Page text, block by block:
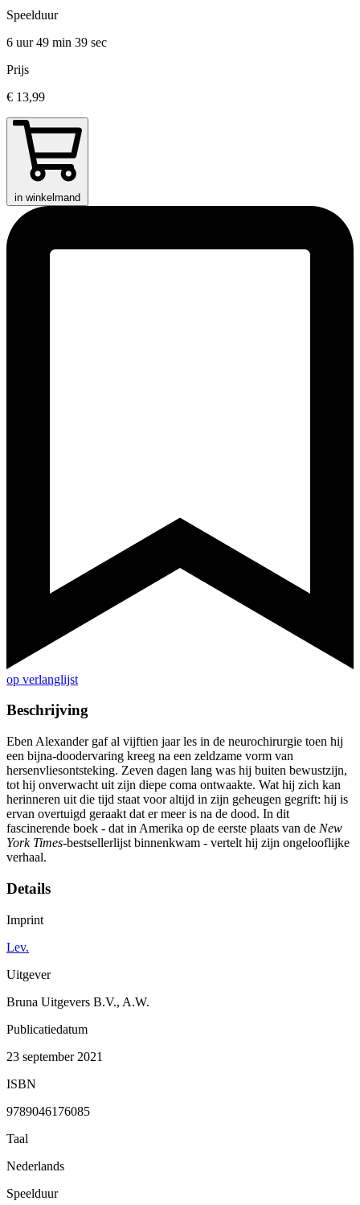
Speelduur
6 uur 49 min 39 sec
Prijs
€ 13,99
in winkelmand
op verlanglijst
Beschrijving
Eben Alexander gaf al vijftien jaar les in de neurochirurgie toen hij
een bijna-doodervaring kreeg na een zeldzame vorm van
hersenvliesontsteking. Zeven dagen lang was hij buiten bewustzijn,
tot hij onverwacht uit zijn diepe coma ontwaakte. Wat hij zich kan
herinneren uit die tijd staat voor altijd in zijn geheugen gegrift: hij is
ervan overtuigd geraakt dat er meer is na de dood. In dit
fascinerende boek - dat in Amerika op de eerste plaats van de New
York Times-bestsellerlijst binnenkwam - vertelt hij zijn ongelooflijke
verhaal.
Details
Imprint
Lev.
Uitgever
Bruna Uitgevers B.V., A.W.
Publicatiedatum
23 september 2021
ISBN
9789046176085
Taal
Nederlands
Speelduur